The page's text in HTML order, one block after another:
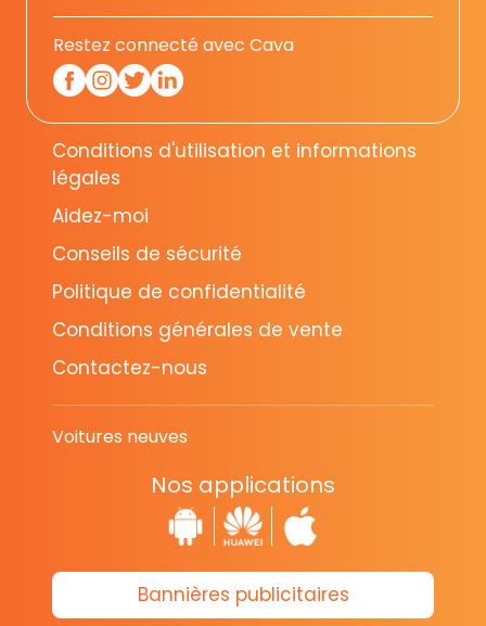
Restez connecté avec Cava
Conditions d'utilisation et informations
légales
Aidez-moi
Conseils de sécurité
Politique de confidentialité
Conditions générales de vente
Contactez-nous
Voitures neuves
Nos applications
Bannières publicitaires